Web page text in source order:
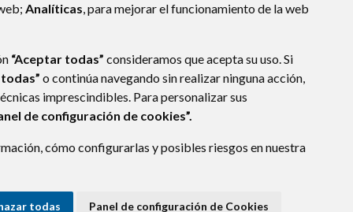
Analíticas, para mejorar el funcionamiento de la web
“Aceptar todas” consideramos que acepta su uso. Si
o continúa navegando sin realizar ninguna acción,
imprescindibles. Para personalizar sus
de configuración de cookies”.
cómo configurarlas y posibles riesgos en nuestra
todas Panel de configuración de Cookies